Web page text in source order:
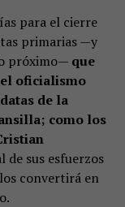
para el cierre
primarias —y
próximo— que
oficialismo
de la
como los
sus esfuerzos
convertirá en